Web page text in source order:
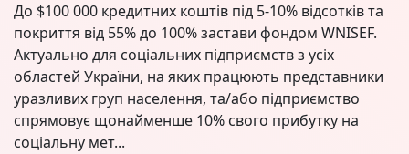
До $100 000 кредитних коштів під 5-10% відсотків та
покриття від 55% до 100% застави фондом WNISEF.
Актуально для соціальних підприємств з усіх
областей України, на яких працюють представники
уразливих груп населення, та/або підприємство
спрямовує щонайменше 10% свого прибутку на
соціальну мет...